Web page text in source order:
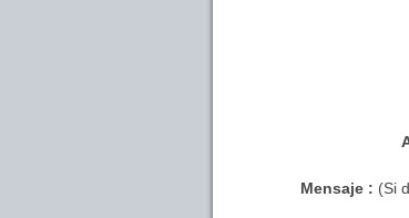
Mensaje : (Si